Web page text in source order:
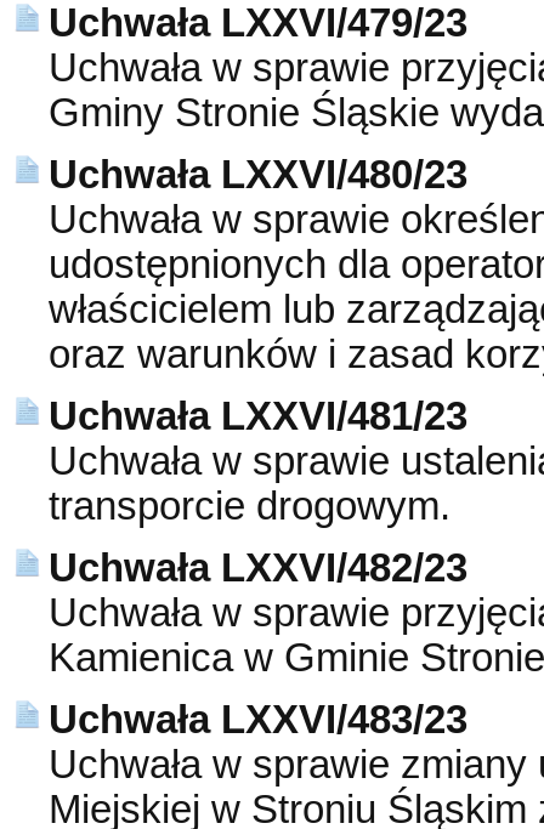
Uchwała LXXVI/479/23
Uchwała w sprawie
Gminy Stronie Śląskie
Uchwała LXXVI/480/23
Uchwała w sprawie
udostępnionych dla
właścicielem lub
oraz warunków i zasad
Uchwała LXXVI/481/23
Uchwała w sprawie
transporcie drogowym.
Uchwała LXXVI/482/23
Uchwała w sprawie
Kamienica w Gminie
Uchwała LXXVI/483/23
Uchwała w sprawie
Miejskiej w Stroniu